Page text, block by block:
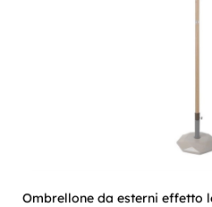
Ombrellone da esterni effetto